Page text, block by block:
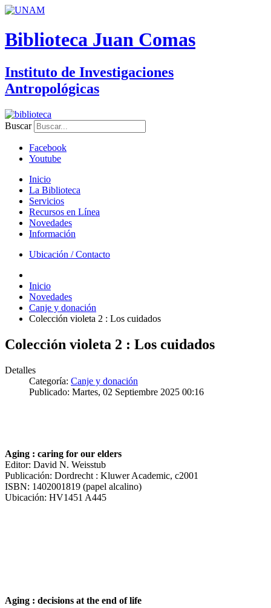
Biblioteca Juan Comas
Instituto de Investigaciones
Antropológicas
Buscar
Facebook
Youtube
Inicio
La Biblioteca
Servicios
Recursos en Línea
Novedades
Información
Ubicación / Contacto
Inicio
Novedades
Canje y donación
Colección violeta 2 : Los cuidados
Colección violeta 2 : Los cuidados
Detalles
Categoría: Canje y donación
Publicado: Martes, 02 Septiembre 2025 00:16
Aging : caring for our elders
Editor: David N. Weisstub
Publicación: Dordrecht : Kluwer Academic, c2001
ISBN: 1402001819 (papel alcalino)
Ubicación: HV1451 A445
Aging : decisions at the end of life